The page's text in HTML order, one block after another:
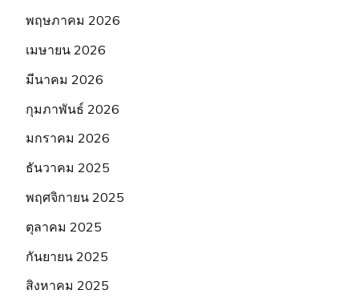
พฤษภาคม 2026
เมษายน 2026
มีนาคม 2026
กุมภาพันธ์ 2026
มกราคม 2026
ธันวาคม 2025
พฤศจิกายน 2025
ตุลาคม 2025
กันยายน 2025
สิงหาคม 2025